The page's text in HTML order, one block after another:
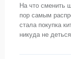
На что сменить
пор самым
стала покупка
никуда не